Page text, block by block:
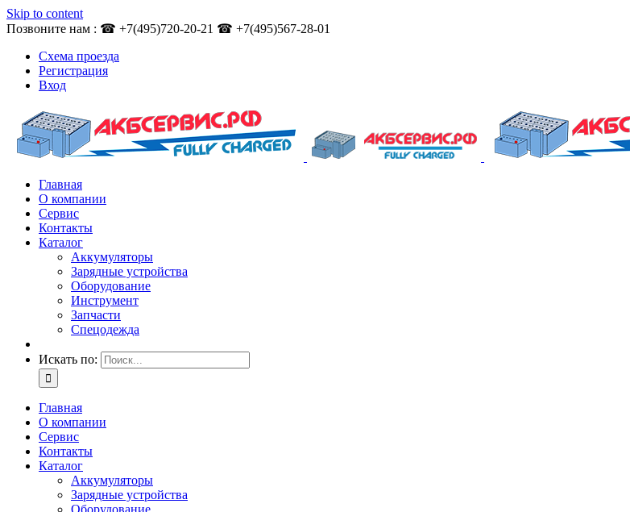
Skip to content
Позвоните нам : ☎ +7(495)720-20-21 ☎ +7(495)567-28-01
Схема проезда
Регистрация
Вход
Главная
О компании
Сервис
Контакты
Каталог
Аккумуляторы
Зарядные устройства
Оборудование
Инструмент
Запчасти
Спецодежда
Искать по:
Главная
О компании
Сервис
Контакты
Каталог
Аккумуляторы
Зарядные устройства
Оборудование